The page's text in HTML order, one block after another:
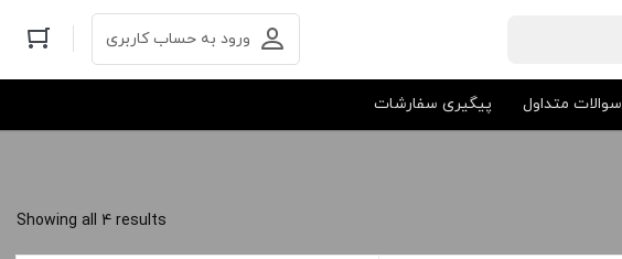
ورود به حساب کاربری
سوالات متداول پیگیری سفارشات
Showing all 4 results